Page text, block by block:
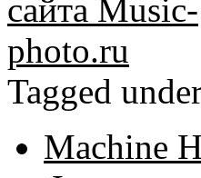
Tagged
Machine